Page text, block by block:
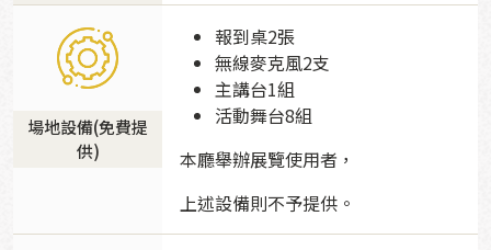
場地設備(免費提
供)
報到桌2張
無線麥克風2支
主講台1組
活動舞台8組
本廳舉辦展覽使用者，
上述設備則不予提供。